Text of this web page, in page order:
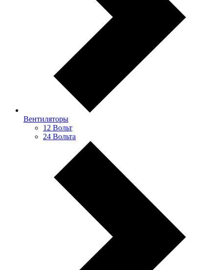
Вентиляторы
12 Вольт
24 Вольта